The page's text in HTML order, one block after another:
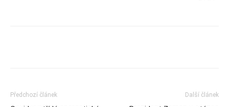
Předchozí článek Další článek